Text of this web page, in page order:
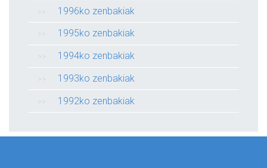
1996ko zenbakiak
1995ko zenbakiak
1994ko zenbakiak
1993ko zenbakiak
1992ko zenbakiak